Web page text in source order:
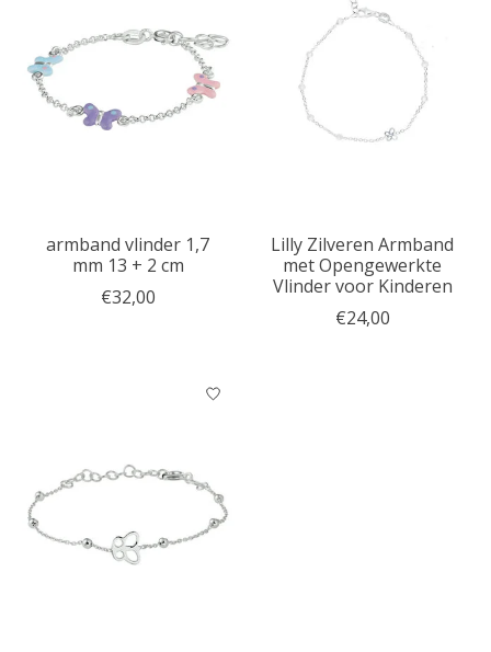
armband vlinder 1,7
mm 13 + 2 cm
€32,00
Lilly Zilveren Armband
met Opengewerkte
Vlinder voor Kinderen
€24,00